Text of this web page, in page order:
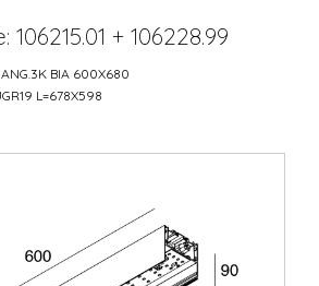
+ 106228.99
BIA 600X680
L=678X598